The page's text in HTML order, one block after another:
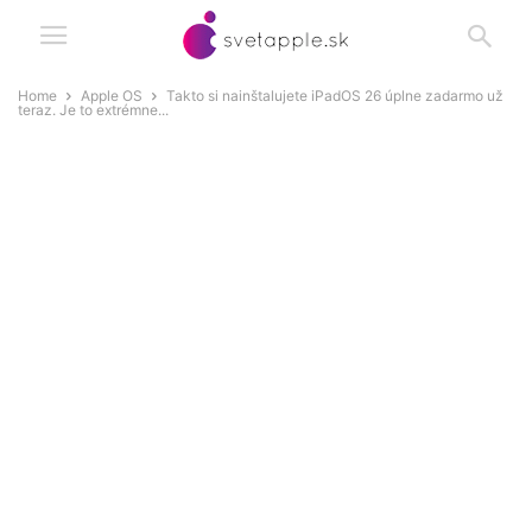
Home Apple OS
Takto si nainštalujete iPadOS 26 úplne zadarmo už
teraz. Je to extrémne...